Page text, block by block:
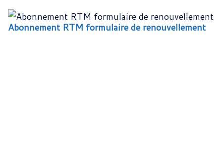
Abonnement RTM formulaire de renouvellement